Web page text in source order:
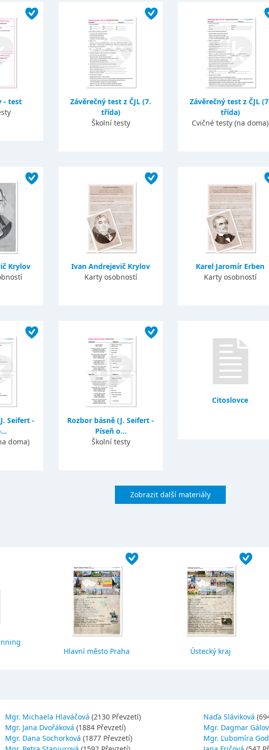
- test
Závěrečný test z ČJL (7.
třída)
Školní testy
Závěrečný test z ČJL
třída)
Cvičné testy (na doma)
Krylov
Ivan Andrejevič Krylov
Karty osobností
Karel Jaromír Erben
Karty osobností
Seifert -
doma)
Rozbor básně (J. Seifert -
Píseň o...
Školní testy
Citoslovce
Zobrazit další materiály
Hlavní město Praha Ústecký kraj
Mgr. Michaela Hlaváčová (2130 Převzetí)
Mgr. Jana Dvořáková (1884 Převzetí)
Mgr. Dana Sochorková (1877 Převzetí)
Naďa Sláviková
Mgr. Dagmar
Mgr. Ľubomíra